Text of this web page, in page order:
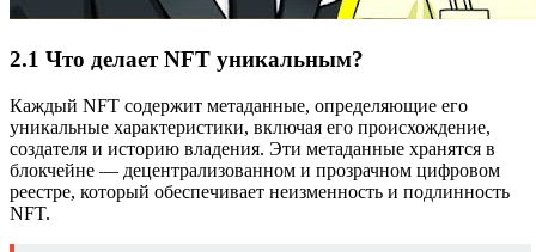
2.1 Что делает NFT уникальным?
Каждый NFT содержит метаданные, определяющие его
уникальные характеристики, включая его происхождение,
создателя и историю владения. Эти метаданные хранятся в
блокчейне — децентрализованном и прозрачном цифровом
реестре, который обеспечивает неизменность и подлинность
NFT.